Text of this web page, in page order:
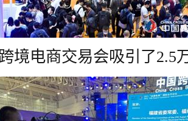
境电商交易会吸引了2.5